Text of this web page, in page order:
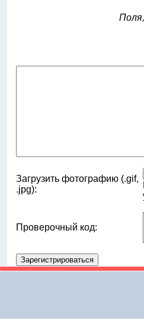
Загрузить фотографию (.gif,
.jpg):
Проверочный код: